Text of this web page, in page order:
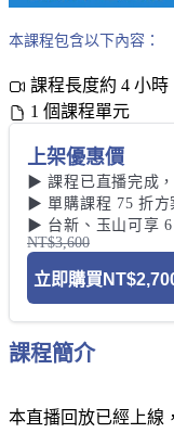
本課程包含以下內容：
課程長度約 4 小時
1 個課程單元
上架優惠價
▶ 課程已直播完成
▶ 單購課程 75 折方
▶ 台新、玉山可享
NT$3,600
立即購買
課程簡介
本直播回放已經上線